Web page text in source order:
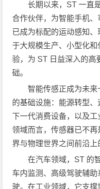
长期以来，ST 一直
合作伙伴，为智能手机
已成为标配的运动感知
于大规模生产、小型化
验，为 ST 日益深入的高
础。
智能传感正成为未
的基础设施：能源转型、
下一代消费设备，以及
领域而言，传感器已不
界与物理世界之间前沿上
在汽车领域，ST 的
车内监测、高级驾驶辅
驶。在工业领域，它支